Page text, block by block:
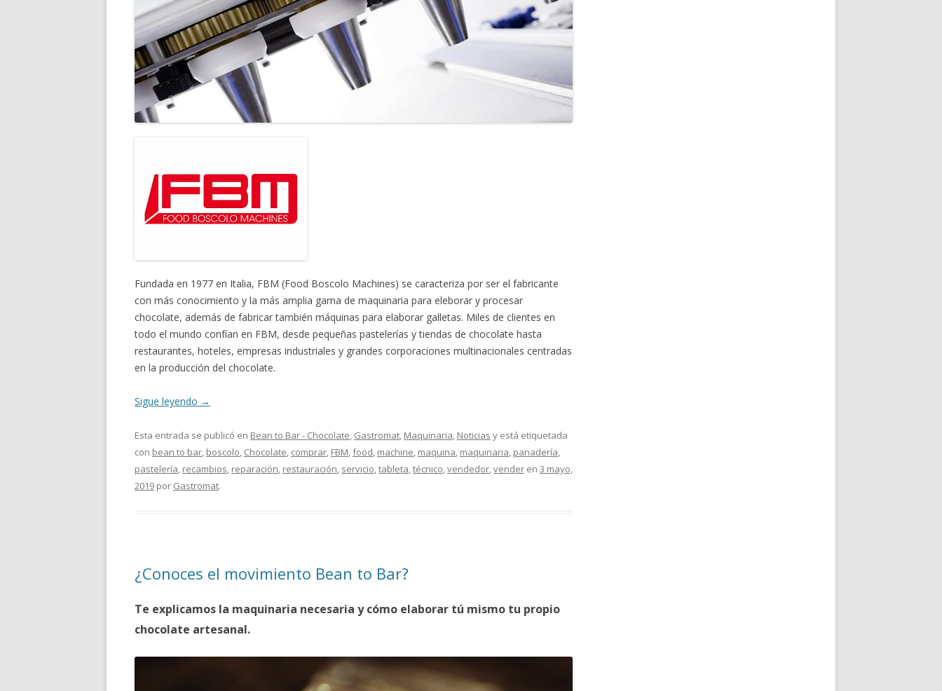
Fundada en 1977 en Italia, FBM (Food Boscolo Machines) se caracteriza por ser el fabricante
con más conocimiento y la más amplia gama de maquinaria para eleborar y procesar
chocolate, además de fabricar también máquinas para elaborar galletas. Miles de clientes en
todo el mundo confían en FBM, desde pequeñas pastelerías y tiendas de chocolate hasta
restaurantes, hoteles, empresas industriales y grandes corporaciones multinacionales centradas
en la producción del chocolate.
Sigue leyendo →
Esta entrada se publicó en Bean to Bar - Chocolate Gastromat Maquinaria Noticias y está etiquetada
con bean to bar boscolo Chocolate comprar FBM food machine maquina maquinaria panadería
pastelería recambios reparación restauración servicio tableta técnico vendedor vender en 3 mayo,
2019 por Gastromat.
¿Conoces el movimiento Bean to Bar?
Te explicamos la maquinaria necesaria y cómo elaborar tú mismo tu propio
chocolate artesanal.